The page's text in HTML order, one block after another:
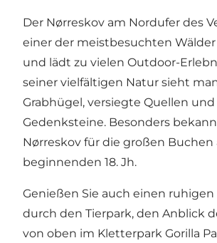
Der Nørreskov am Nordufer des
einer der meistbesuchten
und lädt zu vielen Outdoor-
seiner vielfältigen Natur sieht
Grabhügel, versiegte Quellen und
Gedenksteine. Besonders
Nørreskov für die großen Buchen
beginnenden 18. Jh.
Genießen Sie auch einen ruhigen
durch den Tierpark, den Anblick
von oben im Kletterpark Gorilla